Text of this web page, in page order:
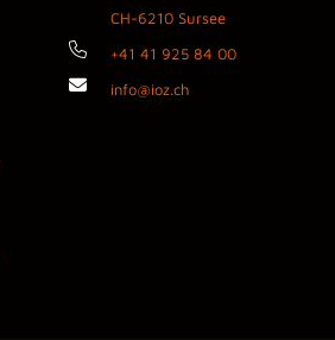
CH-6210 Sursee
+41 41 925 84 00
info@ioz.ch